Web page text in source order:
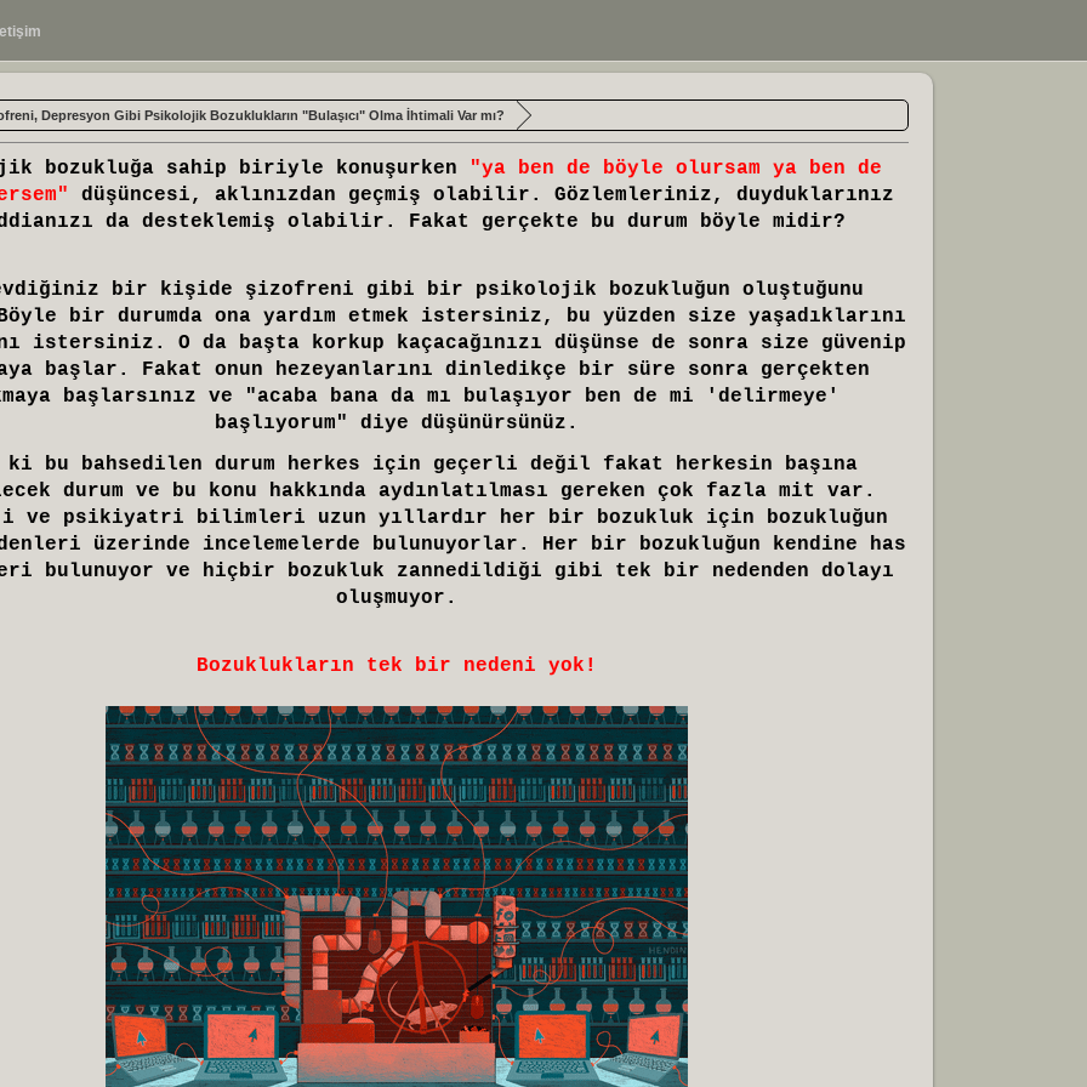
İletişim
Depresyon Gibi Psikolojik Bozuklukların "Bulaşıcı" Olma İhtimali Var mı?
bozukluğa sahip biriyle konuşurken
"ya ben de böyle olursam ya ben de
düşüncesi, aklınızdan geçmiş olabilir. Gözlemleriniz, duyduklarınız
da desteklemiş olabilir. Fakat gerçekte bu durum böyle midir?
bir kişide şizofreni gibi bir psikolojik bozukluğun oluştuğunu
bir durumda ona yardım etmek istersiniz, bu yüzden size yaşadıklarını
istersiniz. O da başta korkup kaçacağınızı düşünse de sonra size güvenip
başlar. Fakat onun hezeyanlarını dinledikçe bir süre sonra gerçekten
başlarsınız ve "acaba bana da mı bulaşıyor ben de mi 'delirmeye'
başlıyorum" diye düşünürsünüz.
bu bahsedilen durum herkes için geçerli değil fakat herkesin başına
durum ve bu konu hakkında aydınlatılması gereken çok fazla mit var.
ve psikiyatri bilimleri uzun yıllardır her bir bozukluk için bozukluğun
üzerinde incelemelerde bulunuyorlar. Her bir bozukluğun kendine has
bulunuyor ve hiçbir bozukluk zannedildiği gibi tek bir nedenden dolayı
oluşmuyor.
Bozuklukların tek bir nedeni yok!